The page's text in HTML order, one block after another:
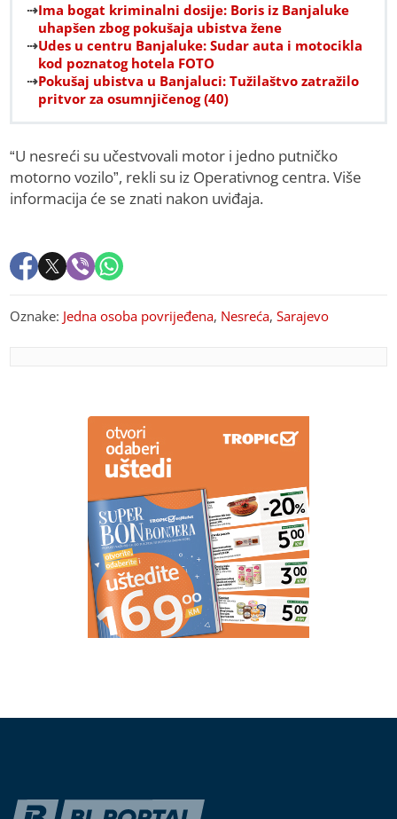
Ima bogat kriminalni dosije: Boris iz Banjaluke
uhapšen zbog pokušaja ubistva žene
Udes u centru Banjaluke: Sudar auta i motocikla
kod poznatog hotela FOTO
Pokušaj ubistva u Banjaluci: Tužilaštvo zatražilo
pritvor za osumnjičenog (40)
“U nesreći su učestvovali motor i jedno putničko
motorno vozilo”, rekli su iz Operativnog centra. Više
informacija će se znati nakon uviđaja.
Oznake: Jedna osoba povrijeđena, Nesreća,Sarajevo
GENIJALAN TRIK PRED PUTOVANJEStavite dugme
u zamrzivač i odmah ćete znati ako nešto nije u redu